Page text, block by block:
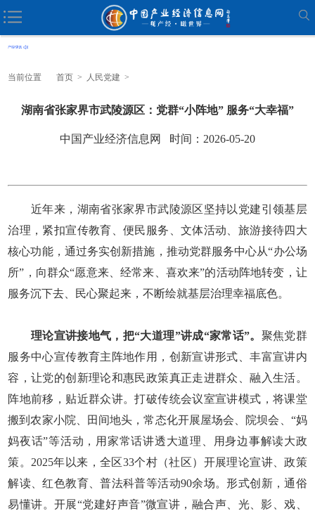
当前位置 首页 > 人民党建 >
湖南省张家界市武陵源区：党群“小阵地” 服务“大幸福”
中国产业经济信息网 时间：2026-05-20
近年来，湖南省张家界市武陵源区坚持以党建引领基层
治理，紧扣宣传教育、便民服务、文体活动、旅游接待四大
核心功能，通过务实创新措施，推动党群服务中心从“办公场
所”，向群众“愿意来、经常来、喜欢来”的活动阵地转变，让
服务沉下去、民心聚起来，不断绘就基层治理幸福底色。
理论宣讲接地气，把“大道理”讲成“家常话”。 聚焦党群
服务中心宣传教育主阵地作用，创新宣讲形式、丰富宣讲内
容，让党的创新理论和惠民政策真正走进群众、融入生活。
阵地前移，贴近群众讲。打破传统会议室宣讲模式，将课堂
搬到农家小院、田间地头，常态化开展屋场会、院坝会、“妈
妈夜话”等活动，用家常话讲透大道理、用身边事解读大政
策。2025年以来，全区33个村（社区）开展理论宣讲、政策
解读、红色教育、普法科普等活动90余场。形式创新，通俗
易懂讲。开展“党建好声音”微宣讲，融合声、光、影、戏、